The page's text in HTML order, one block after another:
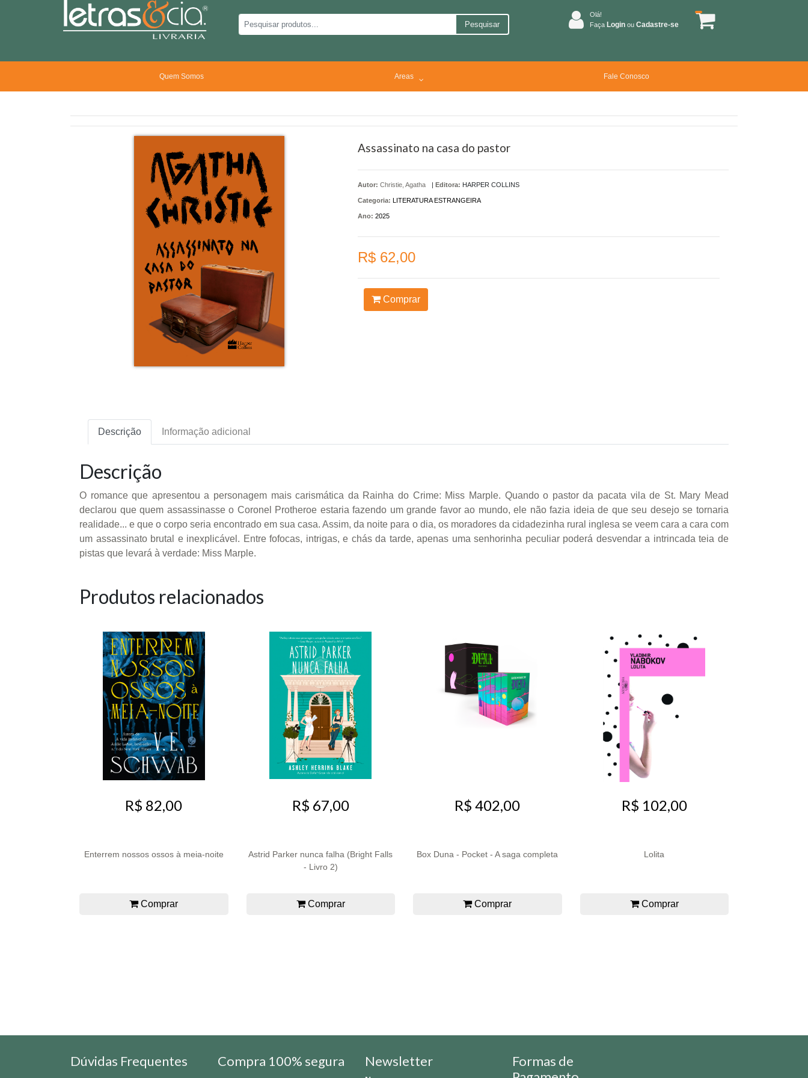
Pesquisar
Olá!
Faça Login ou Cadastre-se
Quem Somos Areas Fale Conosco
Assassinato na casa do pastor
Autor: Christie, Agatha | Editora: HARPER COLLINS
Categoria: LITERATURA ESTRANGEIRA
Ano: 2025
R$ 62,00
Comprar
Descrição Informação adicional
Descrição
O romance que apresentou a personagem mais carismática da Rainha do Crime: Miss Marple. Quando o pastor da pacata vila de St. Mary Mead
declarou que quem assassinasse o Coronel Protheroe estaria fazendo um grande favor ao mundo, ele não fazia ideia de que seu desejo se tornaria
realidade... e que o corpo seria encontrado em sua casa. Assim, da noite para o dia, os moradores da cidadezinha rural inglesa se veem cara a cara com
um assassinato brutal e inexplicável. Entre fofocas, intrigas, e chás da tarde, apenas uma senhorinha peculiar poderá desvendar a intrincada teia de
pistas que levará à verdade: Miss Marple.
Produtos relacionados
R$ 82,00
Enterrem nossos ossos à meia-noite
Comprar
R$ 67,00
Astrid Parker nunca falha (Bright Falls
- Livro 2)
Comprar
R$ 402,00
Box Duna - Pocket - A saga completa
Comprar
R$ 102,00
Lolita
Comprar
Dúvidas Frequentes Compra 100% segura Newsletter
Formas de